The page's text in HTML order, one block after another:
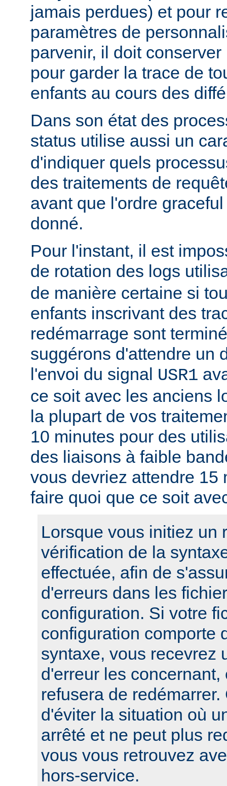
jamais perdues) et pour
paramètres de
parvenir, il doit
pour garder la trace de
enfants au cours des
Dans son état des
status utilise aussi un
d'indiquer quels
des traitements de
avant que l'ordre
donné.
Pour l'instant, il est
de rotation des logs
de manière certaine si
enfants inscrivant des
redémarrage sont
suggérons d'attendre un
l'envoi du signal USR1
ce soit avec les anciens
la plupart de vos
10 minutes pour des
des liaisons à faible
vous devriez attendre 15
faire quoi que ce soit
Lorsque vous initiez un
vérification de la
effectuée, afin de
d'erreurs dans les
configuration. Si votre
configuration comporte
syntaxe, vous recevrez
d'erreur les concernant,
refusera de
d'éviter la situation où
arrêté et ne peut plus
vous vous retrouvez
hors-service.